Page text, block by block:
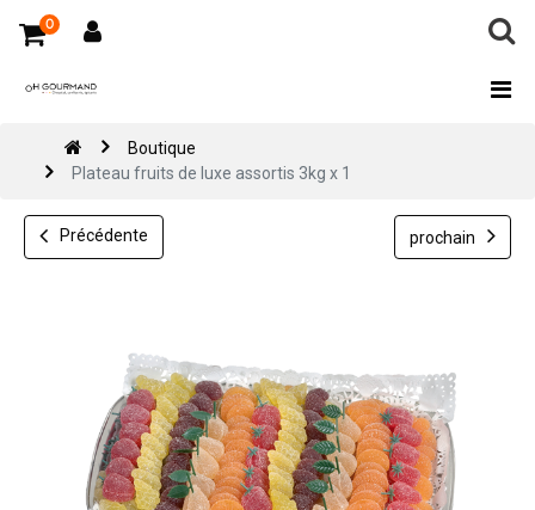
0
Boutique
Plateau fruits de luxe assortis 3kg x 1
Précédente prochain